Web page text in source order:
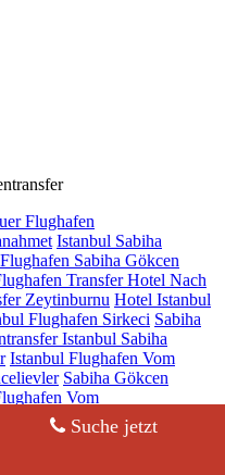
Suche jetzt
Flughafen
Istanbul Sabiha
Sabiha Gökcen
Transfer Hotel Nach
Zeytinburnu Hotel Istanbul
Flughafen Sirkeci Sabiha
Istanbul Sabiha
Istanbul Flughafen Vom
Sabiha Gökcen
Vom
Bahcelievler